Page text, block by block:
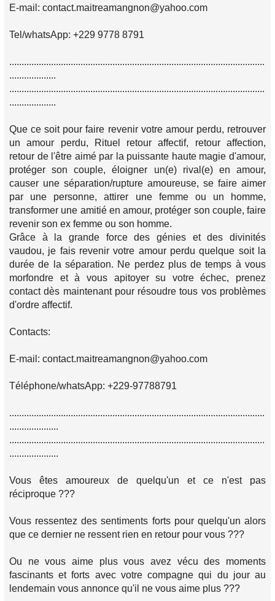
E-mail: contact.maitreamangnon@yahoo.com
Tel/whatsApp: +229 9778 8791
........................................................................................................
...................
........................................................................................................
...................
Que ce soit pour faire revenir votre amour perdu, retrouver
un amour perdu, Rituel retour affectif, retour affection,
retour de l'être aimé par la puissante haute magie d'amour,
protéger son couple, éloigner un(e) rival(e) en amour,
causer une séparation/rupture amoureuse, se faire aimer
par une personne, attirer une femme ou un homme,
transformer une amitié en amour, protéger son couple, faire
revenir son ex femme ou son homme.
Grâce à la grande force des génies et des divinités
vaudou, je fais revenir votre amour perdu quelque soit la
durée de la séparation. Ne perdez plus de temps à vous
morfondre et à vous apitoyer su votre échec, prenez
contact dès maintenant pour résoudre tous vos problèmes
d'ordre affectif.
Contacts:
E-mail: contact.maitreamangnon@yahoo.com
Téléphone/whatsApp: +229-97788791
........................................................................................................
....................
........................................................................................................
....................
Vous êtes amoureux de quelqu'un et ce n'est pas
réciproque ???
Vous ressentez des sentiments forts pour quelqu'un alors
que ce dernier ne ressent rien en retour pour vous ???
Ou ne vous aime plus vous avez vécu des moments
fascinants et forts avec votre compagne qui du jour au
lendemain vous annonce qu'il ne vous aime plus ???